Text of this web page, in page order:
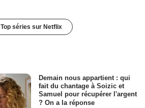
Top séries sur Netflix
Demain nous appartient : qui
fait du chantage à Soizic et
Samuel pour récupérer l'argent
? On a la réponse